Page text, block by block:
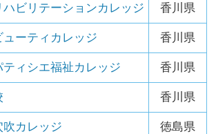
ビリテーションカレッジ 香川県
ーティカレッジ 香川県
ィシエ福祉カレッジ 香川県
香川県
カレッジ 徳島県